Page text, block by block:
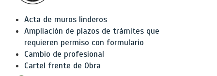
Acta de muros linderos
Ampliación de plazos de trámites que
requieren permiso con formulario
Cambio de profesional
Cartel frente de Obra